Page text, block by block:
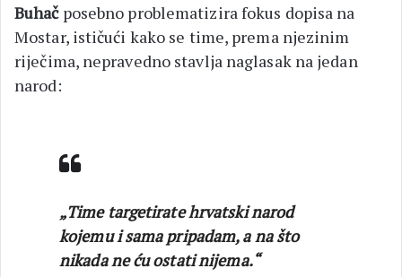
Buhačposebno problematizira fokus dopisa na
Mostar, ističući kako se time, prema njezinim
riječima, nepravedno stavlja naglasak na jedan
narod:
„Time targetirate hrvatski narod
kojemu i sama pripadam, a na što
nikada ne ću ostati nijema.“